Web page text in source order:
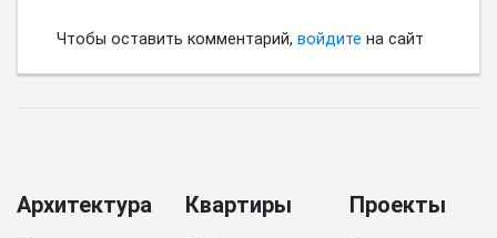
Чтобы оставить комментарий, войдите на сайт
Архитектура Квартиры Проекты